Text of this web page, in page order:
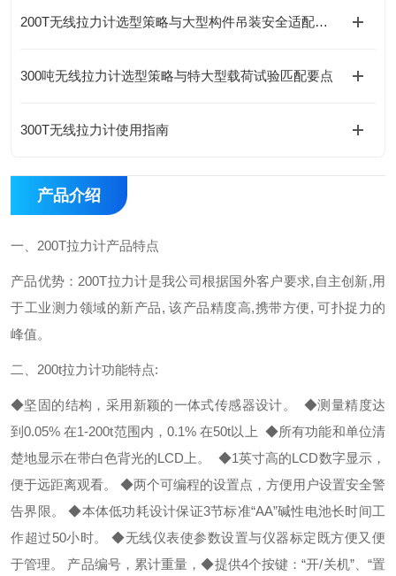
200T无线拉力计选型策略与大型构件吊装安全适配要点
300吨无线拉力计选型策略与特大型载荷试验匹配要点
300T无线拉力计使用指南
产品介绍
一、200T拉力计产品特点
产品优势：200T拉力计是我公司根据国外客户要求,自主创新,用
于工业测力领域的新产品, 该产品精度高,携带方便, 可扑捉力的
峰值。
二、200t拉力计功能特点:
◆坚固的结构，采用新颖的一体式传感器设计。◆测量精度达
到0.05% 在1-200t范围内，0.1% 在50t以上 ◆所有功能和单位清
楚地显示在带白色背光的LCD上。 ◆1英寸高的LCD数字显示，
便于远距离观看。 ◆两个可编程的设置点，方便用户设置安全警
告界限。◆本体低功耗设计保证3节标准“AA”碱性电池长时间工
作超过50小时。◆无线仪表使参数设置与仪器标定既方便又便
于管理。 产品编号，累计重量，◆提供4个按键：“开/关机”、“置